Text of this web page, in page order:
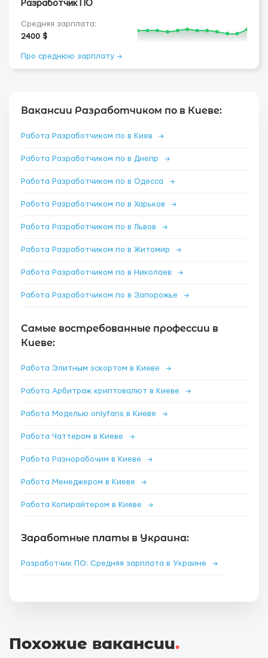
Разработчик ПО
Средняя зарплата:
2400 $
Про среднюю зарплату →
Вакансии Разработчиком по в Киеве:
Работа Разработчиком по в Киев →
Работа Разработчиком по в Днепр →
Работа Разработчиком по в Одесса →
Работа Разработчиком по в Харьков →
Работа Разработчиком по в Львов →
Работа Разработчиком по в Житомир →
Работа Разработчиком по в Николаев →
Работа Разработчиком по в Запорожье →
Самые востребованные профессии в
Киеве:
Работа Элитным эскортом в Киеве →
Работа Арбитраж криптовалют в Киеве →
Работа Моделью onlyfans в Киеве →
Работа Чаттером в Киеве →
Работа Разнорабочим в Киеве →
Работа Менеджером в Киеве →
Работа Копирайтером в Киеве →
Заработные платы в Украина:
Разработчик ПО: Средняя зарплата в Украине →
Похожие вакансии.